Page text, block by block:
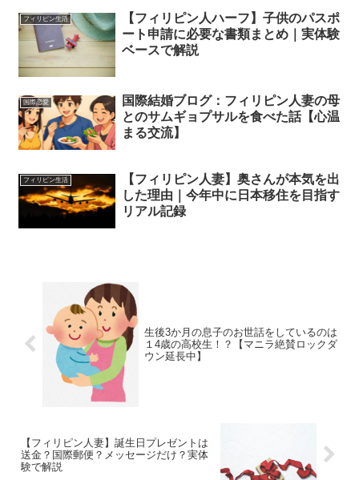
フィリピン生活
【フィリピン人ハーフ】子供のパスポ
ート申請に必要な書類まとめ｜実体験
ベースで解説
国際恋愛
国際結婚ブログ：フィリピン人妻の母
とのサムギョプサルを食べた話【心温
まる交流】
フィリピン生活
【フィリピン人妻】奥さんが本気を出
した理由｜今年中に日本移住を目指す
リアル記録
生後3か月の息子のお世話をしているのは
１4歳の高校生！？【マニラ絶賛ロックダ
ウン延長中】
【フィリピン人妻】誕生日プレゼントは
送金？国際郵便？メッセージだけ？実体
験で解説